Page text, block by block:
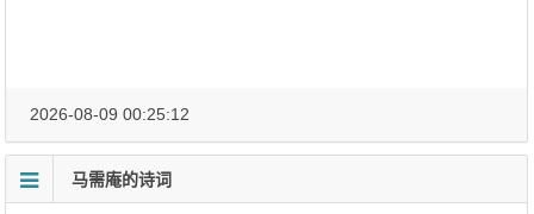
2026-08-09 00:25:12
马需庵的诗词